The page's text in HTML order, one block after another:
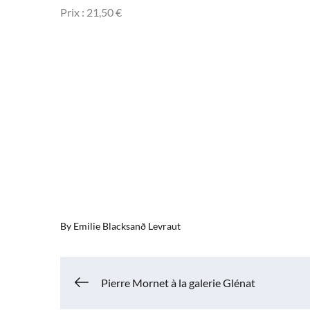
Prix : 21,50 €
By Emilie Blacksanð Levraut
Navigation
Pierre Mornet à la galerie Glénat